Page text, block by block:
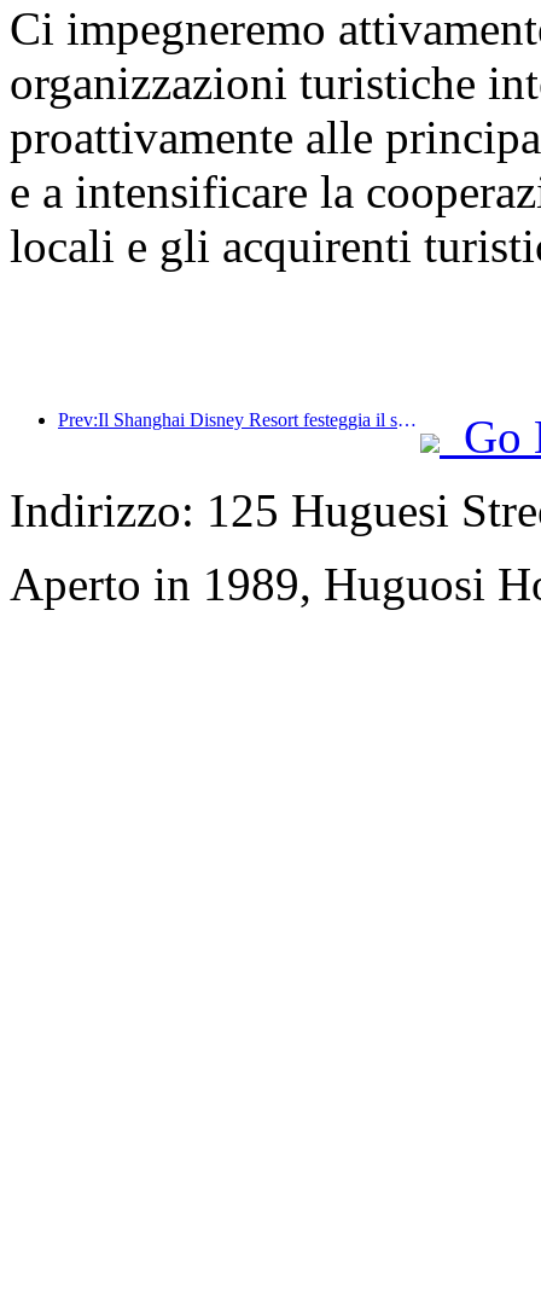
Ci impegneremo
organizzazioni turistiche
proattivamente alle
e a intensificare la
locali e gli acquirenti
Prev:Il Shanghai Disney Resort festeggia il suo decimo anniversario, avendo accolto finora oltre 100 milioni di visitatori.
Go
Indirizzo: 125 Huguesi
Aperto in 1989, Huguosi